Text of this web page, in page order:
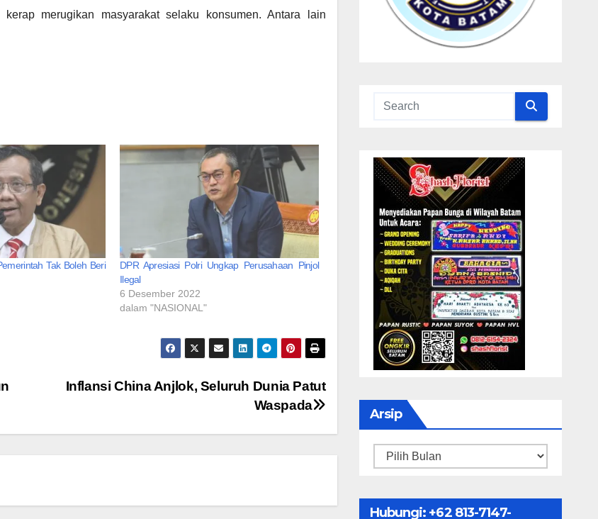
merugikan masyarakat selaku konsumen. Antara lain
Tak Boleh Beri
DPR Apresiasi Polri Ungkap Perusahaan Pinjol
Ilegal
6 Desember 2022
dalam "NASIONAL"
Inflansi China Anjlok, Seluruh Dunia Patut
Waspada
Arsip
Arsip
Hubungi: ‪+62 813-7147-